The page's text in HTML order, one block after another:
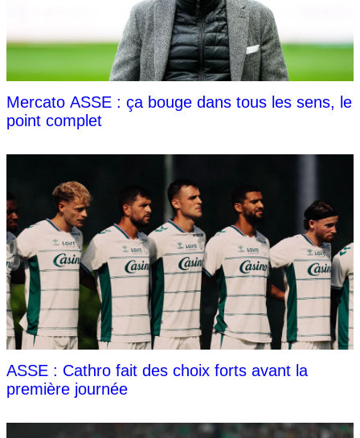
Mercato ASSE : ça bouge dans tous les sens, le
point complet
ASSE : Cathro fait des choix forts avant la
première journée